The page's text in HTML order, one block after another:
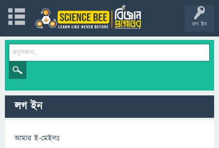
লগ ইন
লগ ইন
আমার ই-মেইলঃ